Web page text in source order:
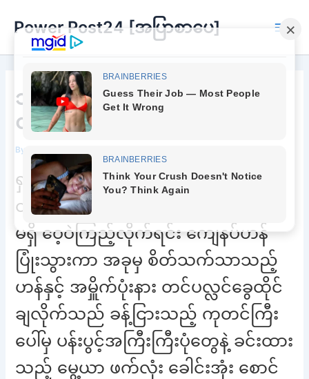
content
Power Post24 [အပြာစာပေ]
Main
သတိလစ်တဲ့အထိကို ချစ်ပေး
တတ်တယ်ရှင့်
By
ရှင်းလက်စ အမှိုက်တွေကို အမှိုက်ပုံးထဲ
ထည့်လိုက်သည် အရာရာ နေရာတကျရှိ
မရှိ ဝေ့ဝဲကြည့်လိုက်ရင်း ကျေနပ်ဟန်
ပြုံးသွားကာ အခုမှ စိတ်သက်သာသည့်
ဟန်နှင့် အမှိူက်ပုံးနား တင်ပလ္လင်ခွေထိုင်
ချလိုက်သည် ခန့်ငြားသည့် ကုတင်ကြီး
ပေါ်မှ ပန်းပွင့်အကြီးကြီးပုံတွေနဲ့ ခင်းထား
သည့် မွေ့ယာ ဖက်လုံး ခေါင်းအုံး စောင်